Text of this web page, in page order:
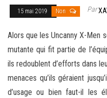
15 mai 2019 Non Par
Alors que les Uncanny X-Men
mutante qui fit partie de
ils redoublent d’efforts dans
menaces qu’ils géraient
d’usage ou bien faut-il les